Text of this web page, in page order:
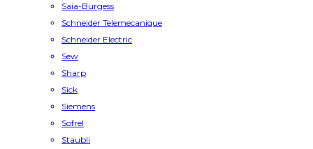
Saia-Burgess
Schneider Telemecanique
Schneider Electric
Sew
Sharp
Sick
Siemens
Sofrel
Staubli